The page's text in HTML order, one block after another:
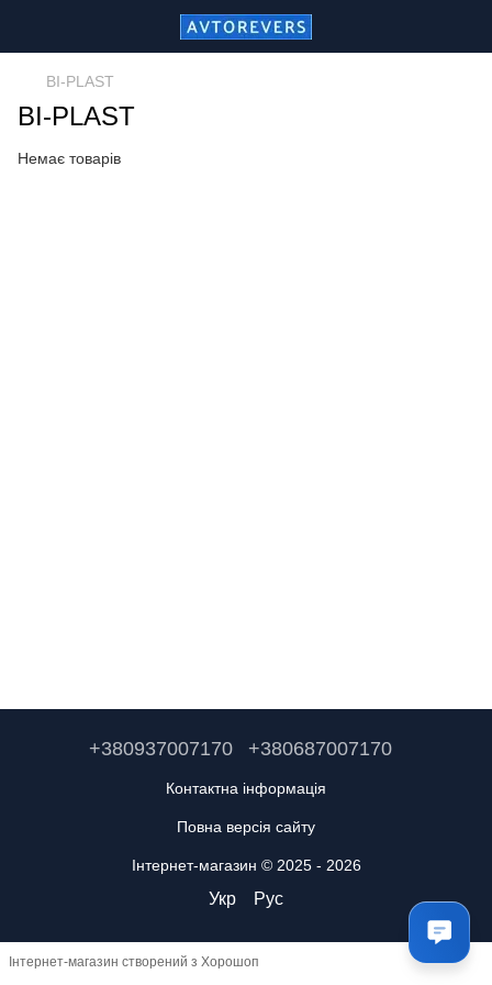
BI-PLAST
BI-PLAST
Немає товарів
+380937007170 +380687007170
Контактна інформація
Повна версія сайту
Інтернет-магазин © 2025 - 2026
Укр Рус
Інтернет-магазин створений з Хорошоп